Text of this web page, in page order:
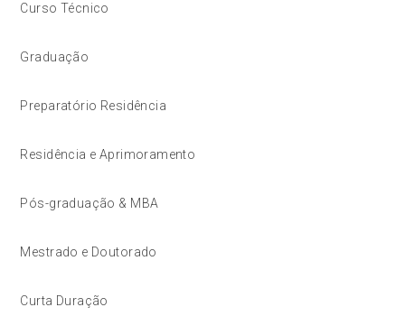
Curso Técnico
Graduação
Preparatório Residência
Residência e Aprimoramento
Pós-graduação & MBA
Mestrado e Doutorado
Curta Duração